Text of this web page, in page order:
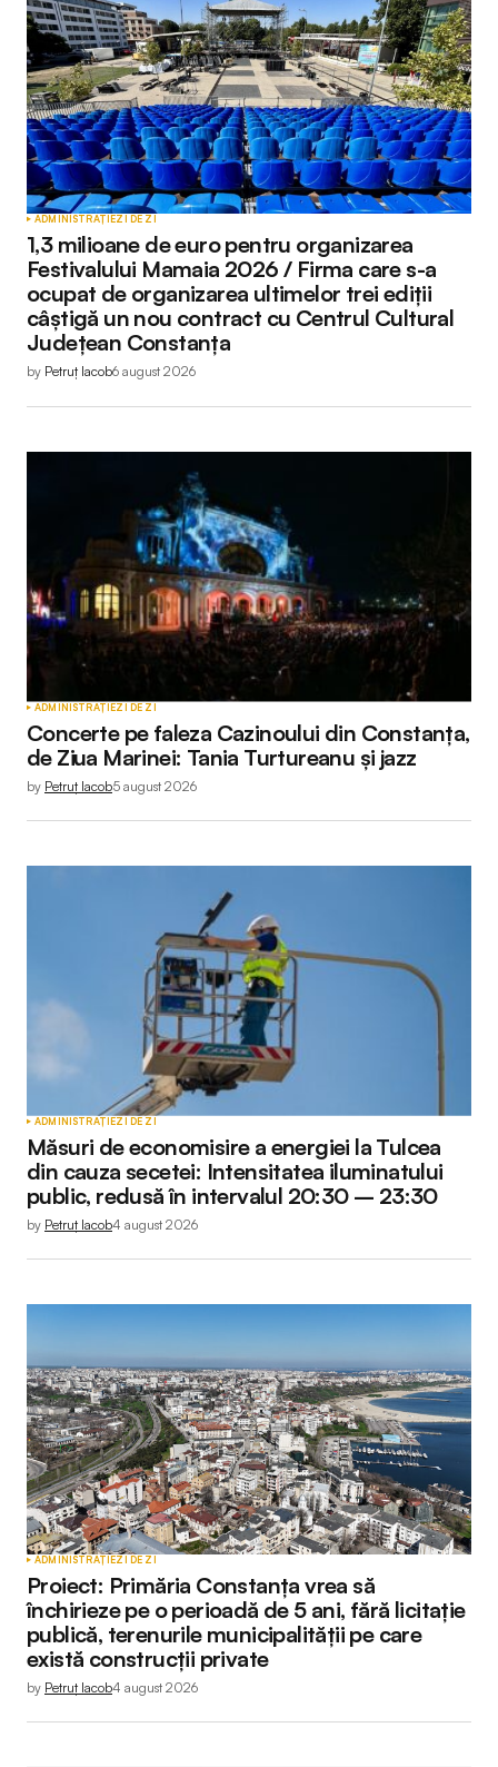
ADMINISTRAȚIEZI DE ZI
1,3 milioane de euro pentru organizarea
Festivalului Mamaia 2026 / Firma care s-a
ocupat de organizarea ultimelor trei ediții
câștigă un nou contract cu Centrul Cultural
Județean Constanța
by Petruț Iacob6 august 2026
ADMINISTRAȚIEZI DE ZI
Concerte pe faleza Cazinoului din Constanța,
de Ziua Marinei: Tania Turtureanu și jazz
by Petruț Iacob5 august 2026
ADMINISTRAȚIEZI DE ZI
Măsuri de economisire a energiei la Tulcea
din cauza secetei: Intensitatea iluminatului
public, redusă în intervalul 20:30 – 23:30
by Petruț Iacob4 august 2026
ADMINISTRAȚIEZI DE ZI
Proiect: Primăria Constanța vrea să
închirieze pe o perioadă de 5 ani, fără licitație
publică, terenurile municipalității pe care
există construcții private
by Petruț Iacob4 august 2026